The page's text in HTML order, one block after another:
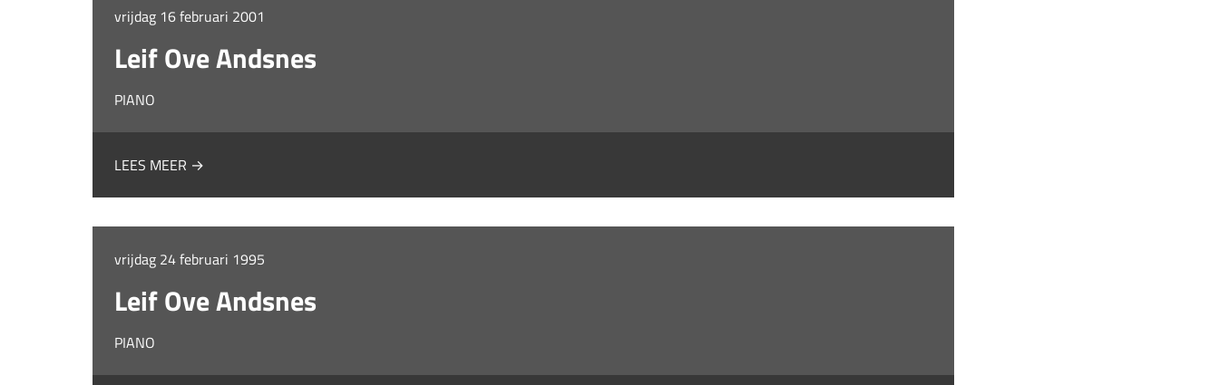
vrijdag 16 februari 2001
Leif Ove Andsnes
PIANO
LEES MEER →
vrijdag 24 februari 1995
Leif Ove Andsnes
PIANO